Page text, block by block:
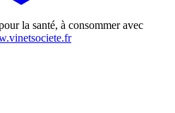
la santé, à consommer avec